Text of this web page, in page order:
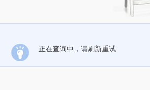
正在查询中，请刷新重试